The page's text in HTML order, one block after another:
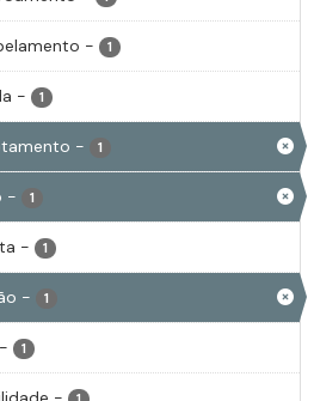
- 1
- 1
- 1
- 1
- 1
- 1
- 1